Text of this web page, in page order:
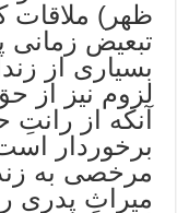
ظهر) ملاقات
تبعیض
بسیاری از
لزوم نیز از
آنکه از
برخوردار
مرخصی به
میراثِ پدری